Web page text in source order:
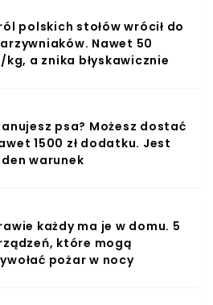
polskich stołów wrócił do
Nawet 50
kg, a znika błyskawicznie
psa? Możesz dostać
1500 zł dodatku. Jest
warunek
każdy ma je w domu. 5
które mogą
pożar w nocy